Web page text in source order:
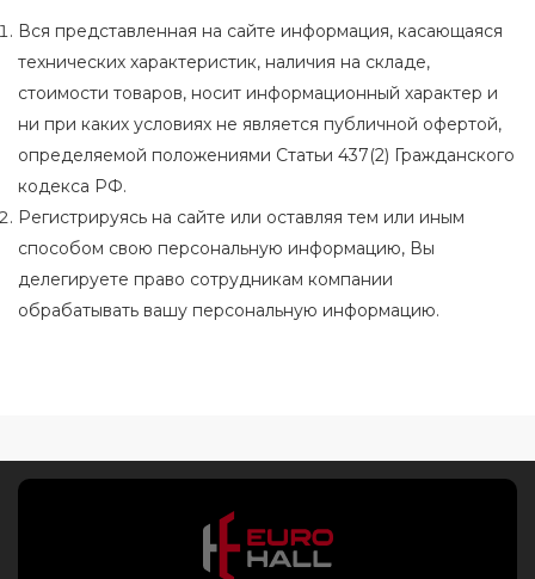
Вся представленная на сайте информация, касающаяся
технических характеристик, наличия на складе,
стоимости товаров, носит информационный характер и
ни при каких условиях не является публичной офертой,
определяемой положениями Статьи 437(2) Гражданского
кодекса РФ.
Регистрируясь на сайте или оставляя тем или иным
способом свою персональную информацию, Вы
делегируете право сотрудникам компании
обрабатывать вашу персональную информацию.